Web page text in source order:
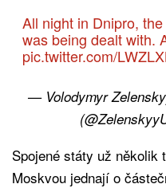
All night in Dnipro,
was being dealt with.
pic.twitter.com/
— Volodymyr
Spojené státy už několik
Moskvou jednají o